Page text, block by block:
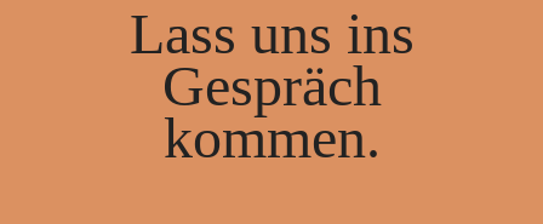
Lass uns ins
Gespräch
kommen.